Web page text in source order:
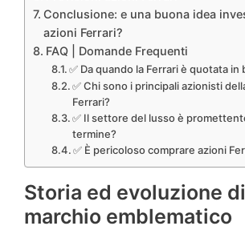
Conclusione: e una buona idea
azioni Ferrari?
FAQ | Domande Frequenti
✅ Da quando la Ferrari è quotata in
✅ Chi sono i principali azionisti
Ferrari?
✅ Il settore del lusso è
termine?
✅ È pericoloso comprare azioni
Storia ed evoluzione
marchio emblematico